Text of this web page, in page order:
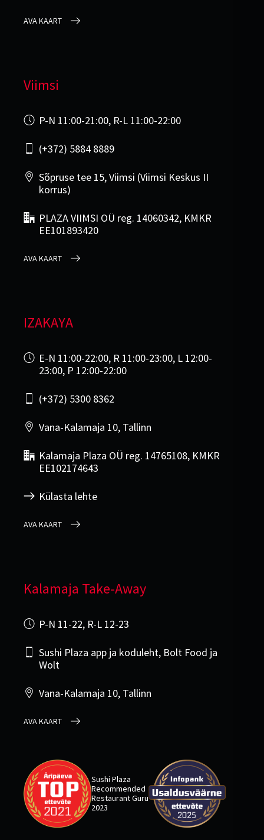
AVA KAART
Viimsi
P-N 11:00-21:00, R-L 11:00-22:00
(+372) 5884 8889
Sõpruse tee 15, Viimsi (Viimsi Keskus II
korrus)
PLAZA VIIMSI OÜ reg. 14060342, KMKR
EE101893420
AVA KAART
IZAKAYA
E-N 11:00-22:00, R 11:00-23:00, L 12:00-
23:00, P 12:00-22:00
(+372) 5300 8362
Vana-Kalamaja 10, Tallinn
Kalamaja Plaza OÜ reg. 14765108, KMKR
EE102174643
Külasta lehte
AVA KAART
Kalamaja Take-Away
P-N 11-22, R-L 12-23
Sushi Plaza app ja koduleht, Bolt Food ja
Wolt
Vana-Kalamaja 10, Tallinn
AVA KAART
Sushi Plaza
Recommended
Restaurant Guru
2023